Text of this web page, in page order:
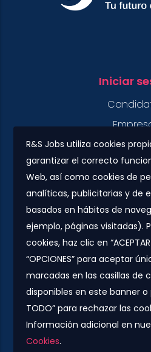
R&S Jobs utiliza cookies
garantizar el correcto
Web, así como cookies de
analíticas, publicitarias y de
basados en hábitos de
ejemplo, páginas visitadas).
cookies, haz clic en
“OPCIONES” para aceptar
marcadas en las casillas de
disponibles en este banner o
TODO” para rechazar las
Información adicional en
Cookies.
Iniciar
Plaza
08010 -
info@rs-
900 877 735 /
Compañía colaboradora